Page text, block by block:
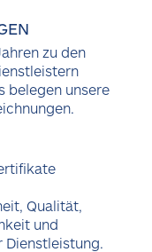
zu den
belegen unsere
Qualität,
und
Dienstleistung.